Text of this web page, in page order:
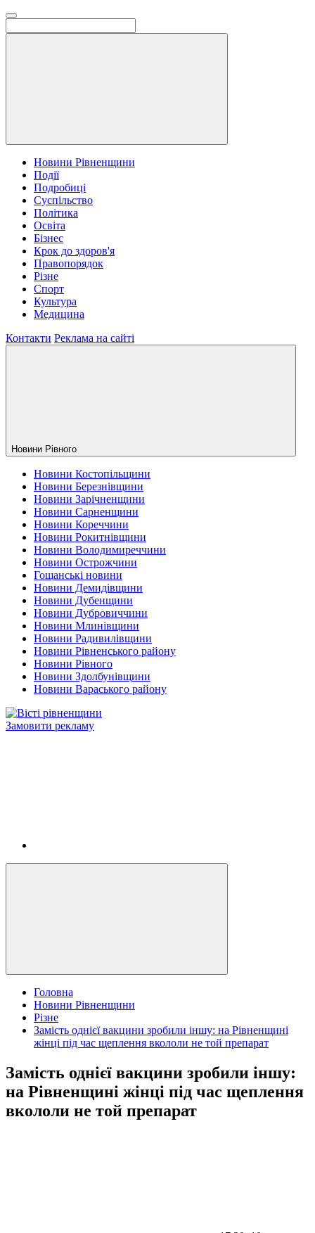
Новини Рівненщини
Події
Подробиці
Суспільство
Політика
Освіта
Бізнес
Крок до здоров'я
Правопорядок
Різне
Спорт
Культура
Медицина
Контакти Реклама на сайті
Новини Рiвного
Новини Костопільщини
Новини Березнівщини
Новини Зарічненщини
Новини Сарненщини
Новини Кореччини
Новини Рокитнівщини
Новини Володимиреччини
Новини Острожчини
Гощанські новини
Новини Демидівщини
Новини Дубенщини
Новини Дубровиччини
Новини Млинівщини
Новини Радивилівщини
Новини Рівненського району
Новини Рівного
Новини Здолбунівщини
Новини Вараського району
Замовити рекламу
Головна
Новини Рівненщини
Різне
Замість однієї вакцини зробили іншу: на Рівненщині
жінці під час щеплення вкололи не той препарат
Замість однієї вакцини зробили іншу:
на Рівненщині жінці під час щеплення
вкололи не той препарат